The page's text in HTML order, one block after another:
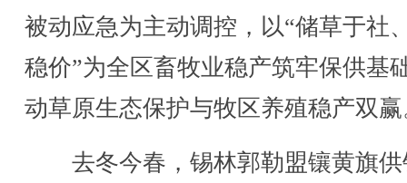
被动应急为主动调控，以“储草于社
稳价”为全区畜牧业稳产筑牢保供基
动草原生态保护与牧区养殖稳产双
去冬今春，锡林郭勒盟镶黄旗供